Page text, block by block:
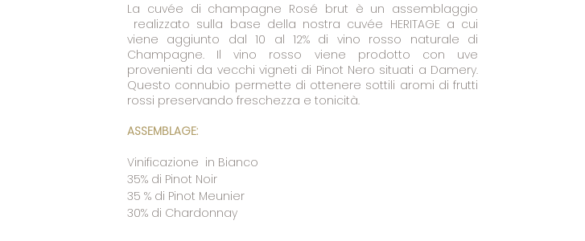
La cuvée di champagne Rosé brut è un assemblaggio
realizzato sulla base della nostra cuvée HERITAGE a cui
viene aggiunto dal 10 al 12% di vino rosso naturale di
Champagne. Il vino rosso viene prodotto con uve
provenienti da vecchi vigneti di Pinot Nero situati a Damery.
Questo connubio permette di ottenere sottili aromi di frutti
rossi preservando freschezza e tonicità.
ASSEMBLAGE:
Vinificazione in Bianco
35% di Pinot Noir
35 % di Pinot Meunier
30% di Chardonnay